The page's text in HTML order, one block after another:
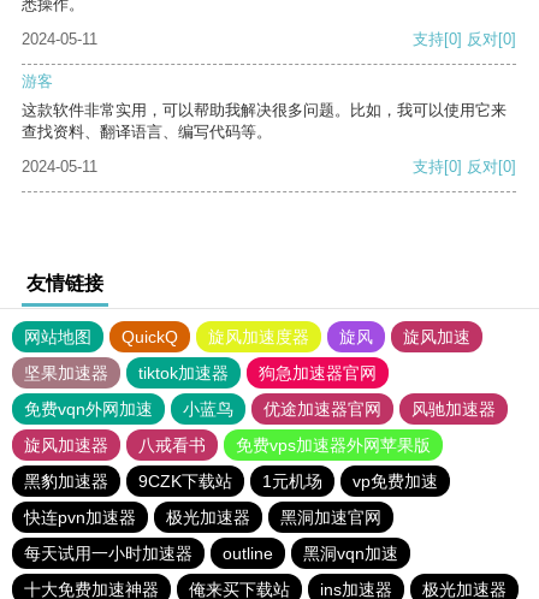
悉操作。
2024-05-11
支持[0] 反对[0]
游客
这款软件非常实用，可以帮助我解决很多问题。比如，我可以使用它来
查找资料、翻译语言、编写代码等。
2024-05-11
支持[0] 反对[0]
友情链接
网站地图 QuickQ 旋风加速度器 旋风
旋风加速
坚果加速器
tiktok加速器
狗急加速器官网
免费vqn外网加速
小蓝鸟 优途加速器官网
风驰加速器
旋风加速器
八戒看书
免费vps加速器外网苹果版
黑豹加速器
9CZK下载站 1元机场
vp免费加速
快连pvn加速器
极光加速器
黑洞加速官网
每天试用一小时加速器
outline
黑洞vqn加速
十大免费加速神器
俺来买下载站 ins加速器 极光加速器